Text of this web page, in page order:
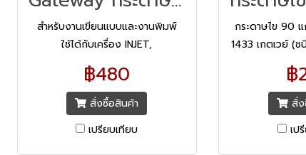
สำหรับงานเขียนแบบและงานพิมพ์
ใช้ได้กับเครื่อง INJET,
PEN,PLOTTER,COPIER,DIAZO
COPYING และการเขียนด้วยมือ เนื้อ
กระดาษเหนียวแน่
฿480
สั่งซื้อสินค้า
เปรียบเทียบ
กระดาษไข 90
1433 เกตเวย์ (
กระดาษไขไม่มี
คุณภาพจากประ
โปร่งใสสูง เ
฿
สั่
เป